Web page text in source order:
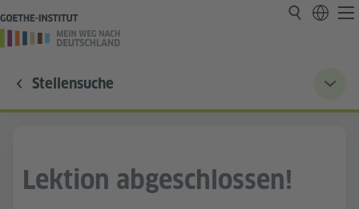
Stellensuche
Lektion abgeschlossen!